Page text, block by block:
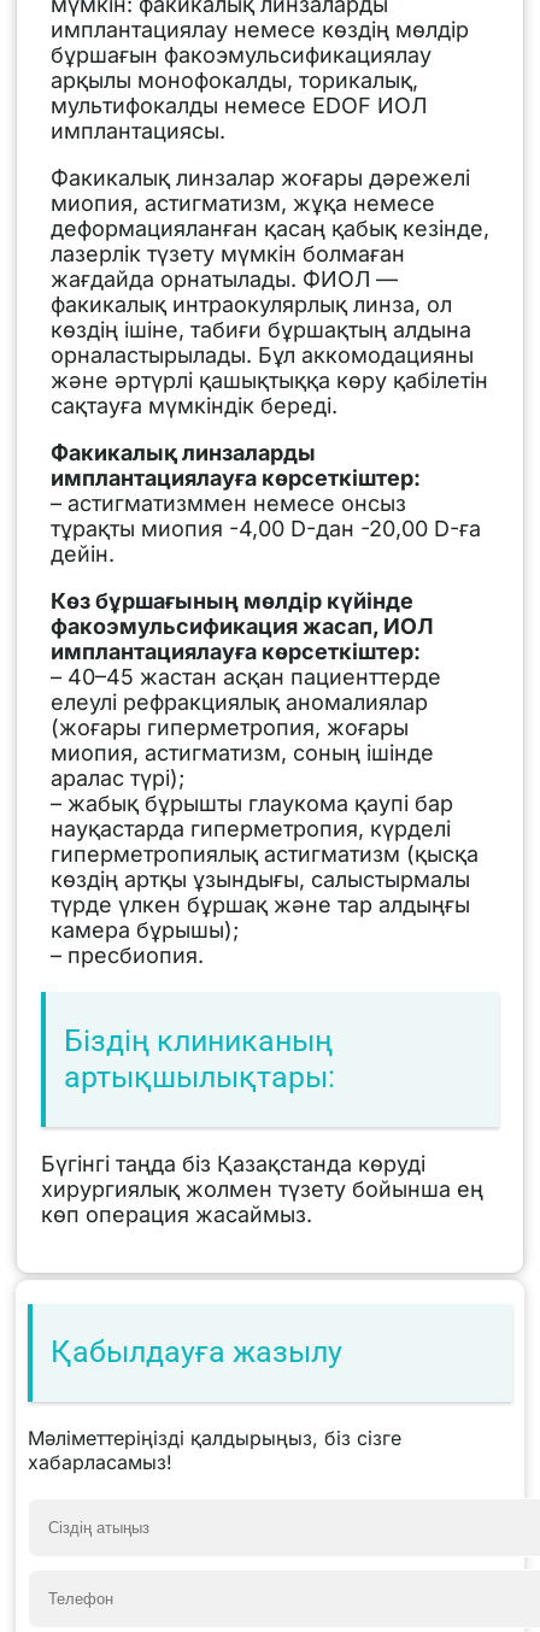
имплантациялау немесе көздің мөлдір
бұршағын факоэмульсификациялау
арқылы монофокалды, торикалық,
мультифокалды немесе EDOF ИОЛ
имплантациясы.
Факикалық линзалар жоғары дәрежелі
миопия, астигматизм, жұқа немесе
деформацияланған қасаң қабық кезінде,
лазерлік түзету мүмкін болмаған
жағдайда орнатылады. ФИОЛ —
факикалық интраокулярлық линза, ол
көздің ішіне, табиғи бұршақтың алдына
орналастырылады. Бұл аккомодацияны
және әртүрлі қашықтыққа көру қабілетін
сақтауға мүмкіндік береді.
Факикалық линзаларды
имплантациялауға көрсеткіштер:
– астигматизммен немесе онсыз
тұрақты миопия -4,00 D-дан -20,00 D-ға
дейін.
Көз бұршағының мөлдір күйінде
факоэмульсификация жасап, ИОЛ
имплантациялауға көрсеткіштер:
– 40–45 жастан асқан пациенттерде
елеулі рефракциялық аномалиялар
(жоғары гиперметропия, жоғары
миопия, астигматизм, соның ішінде
аралас түрі);
– жабық бұрышты глаукома қаупі бар
науқастарда гиперметропия, күрделі
гиперметропиялық астигматизм (қысқа
көздің артқы ұзындығы, салыстырмалы
түрде үлкен бұршақ және тар алдыңғы
камера бұрышы);
– пресбиопия.
Біздің клиниканың
артықшылықтары:
Бүгінгі таңда біз Қазақстанда көруді
хирургиялық жолмен түзету бойынша ең
көп операция жасаймыз.
Қабылдауға жазылу
Мәліметтеріңізді қалдырыңыз, біз сізге
хабарласамыз!